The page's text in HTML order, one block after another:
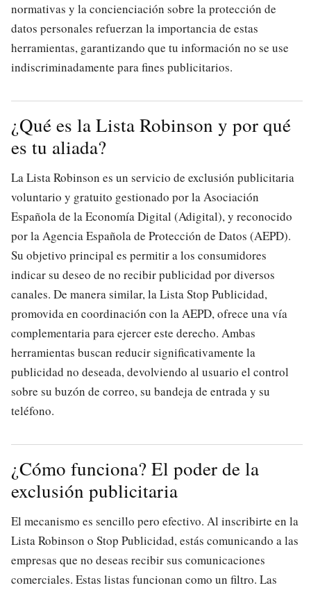
normativas y la concienciación sobre la protección de
datos personales refuerzan la importancia de estas
herramientas, garantizando que tu información no se use
indiscriminadamente para fines publicitarios.
¿Qué es la Lista Robinson y por qué
es tu aliada?
La Lista Robinson es un servicio de exclusión publicitaria
voluntario y gratuito gestionado por la Asociación
Española de la Economía Digital (Adigital), y reconocido
por la Agencia Española de Protección de Datos (AEPD).
Su objetivo principal es permitir a los consumidores
indicar su deseo de no recibir publicidad por diversos
canales. De manera similar, la Lista Stop Publicidad,
promovida en coordinación con la AEPD, ofrece una vía
complementaria para ejercer este derecho. Ambas
herramientas buscan reducir significativamente la
publicidad no deseada, devolviendo al usuario el control
sobre su buzón de correo, su bandeja de entrada y su
teléfono.
¿Cómo funciona? El poder de la
exclusión publicitaria
El mecanismo es sencillo pero efectivo. Al inscribirte en la
Lista Robinson o Stop Publicidad, estás comunicando a las
empresas que no deseas recibir sus comunicaciones
comerciales. Estas listas funcionan como un filtro. Las